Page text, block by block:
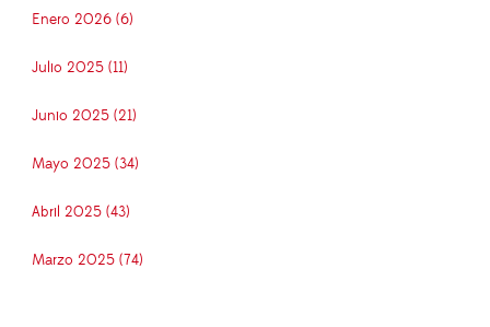
Enero 2026 (6)
Julio 2025 (11)
Junio 2025 (21)
Mayo 2025 (34)
Abril 2025 (43)
Marzo 2025 (74)